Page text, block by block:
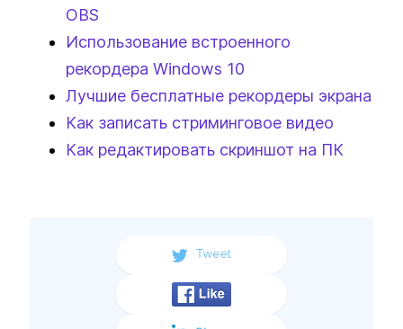
OBS
Использование встроенного
рекордера Windows 10
Лучшие бесплатные рекордеры экрана
Как записать стриминговое видео
Как редактировать скриншот на ПК